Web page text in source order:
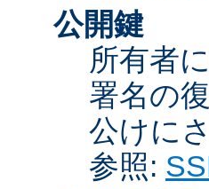
公開鍵
所有者
署名の
公けに
参照: